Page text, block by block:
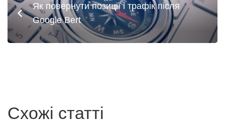
Як повернути позиції і трафік після
Google Bert
Схожі статті